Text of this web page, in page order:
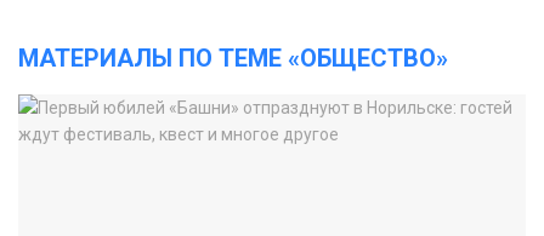
МАТЕРИАЛЫ ПО ТЕМЕ «ОБЩЕСТВО»